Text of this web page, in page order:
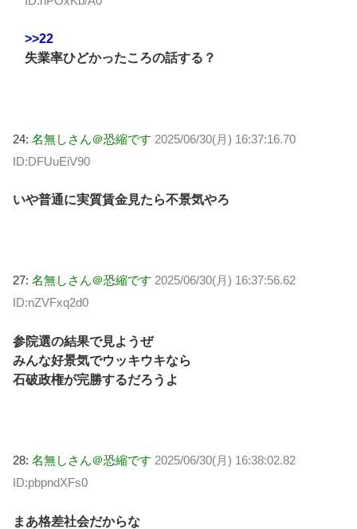
>>22
失業率ひどかったころの話する？
24: 名無しさん＠恐縮です 2025/06/30(月) 16:37:16.70
ID:DFUuEiV90
いや普通に実質賃金見たら不景気やろ
27: 名無しさん＠恐縮です 2025/06/30(月) 16:37:56.62
ID:nZVFxq2d0
参院選の結果で見ようぜ
みんな好景気でウッキウキなら
石破政権が完勝するだろうよ
28: 名無しさん＠恐縮です 2025/06/30(月) 16:38:02.82
ID:pbpndXFs0
まあ格差社会だからな